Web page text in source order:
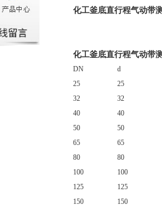
化工釜底直行程气动带
化工釜底直行程气动带
DN
d
25
25
32
32
40
40
50
50
65
65
80
80
100
100
125
125
150
150